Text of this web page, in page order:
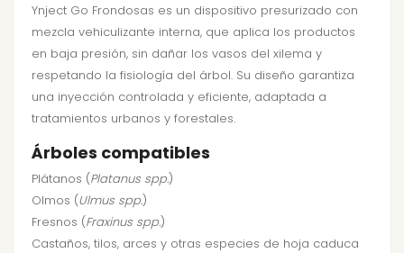
Ynject Go Frondosas es un dispositivo presurizado con
mezcla vehiculizante interna, que aplica los productos
en baja presión, sin dañar los vasos del xilema y
respetando la fisiología del árbol. Su diseño garantiza
una inyección controlada y eficiente, adaptada a
tratamientos urbanos y forestales.
Árboles compatibles
Plátanos (Platanus spp.)
Olmos (Ulmus spp.)
Fresnos (Fraxinus spp.)
Castaños, tilos, arces y otras especies de hoja caduca